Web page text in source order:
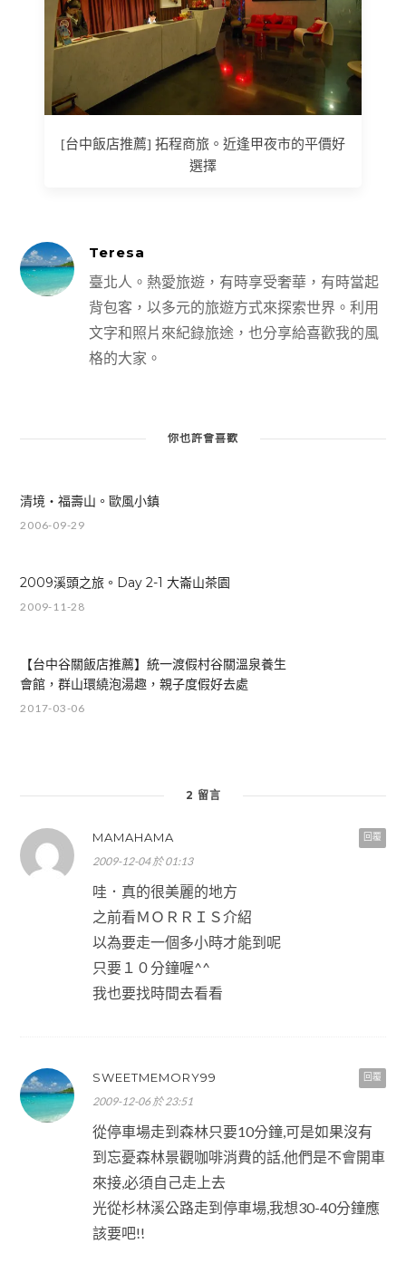
[台中飯店推薦] 拓程商旅。近逢甲夜市的平價好
選擇
Teresa
臺北人。熱愛旅遊，有時享受奢華，有時當起
背包客，以多元的旅遊方式來探索世界。利用
文字和照片來紀錄旅途，也分享給喜歡我的風
格的大家。
你也許會喜歡
清境‧福壽山。歐風小鎮
2006-09-29
2009溪頭之旅。Day 2-1 大崙山茶園
2009-11-28
【台中谷關飯店推薦】統一渡假村谷關溫泉養生
會館，群山環繞泡湯趣，親子度假好去處
2017-03-06
2 留言
回覆
MAMAHAMA
2009-12-04 於 01:13
哇．真的很美麗的地方
之前看ＭＯＲＲＩＳ介紹
以為要走一個多小時才能到呢
只要１０分鐘喔^^
我也要找時間去看看
回覆
SWEETMEMORY99
2009-12-06 於 23:51
從停車場走到森林只要10分鐘,可是如果沒有
到忘憂森林景觀咖啡消費的話,他們是不會開車
來接,必須自己走上去
光從杉林溪公路走到停車場,我想30-40分鐘應
該要吧!!